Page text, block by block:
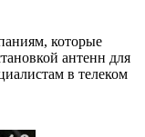
которые
антенн для
в телеком